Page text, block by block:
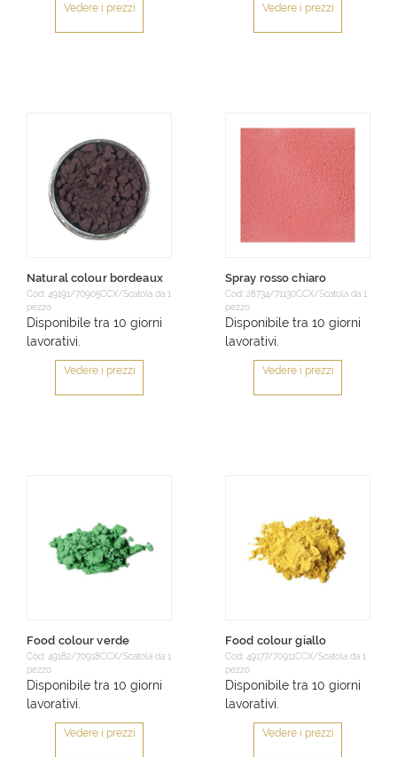
Vedere i prezzi Vedere i prezzi
Natural colour bordeaux
Cod: 49191/70905CCX/Scatola da 1
pezzo
Disponibile tra 10 giorni
lavorativi.
Vedere i prezzi
Spray rosso chiaro
Cod: 28734/71130CCX/Scatola da 1
pezzo
Disponibile tra 10 giorni
lavorativi.
Vedere i prezzi
Food colour verde
Cod: 49182/70918CCX/Scatola da 1
pezzo
Disponibile tra 10 giorni
lavorativi.
Vedere i prezzi
Food colour giallo
Cod: 49177/70911CCX/Scatola da 1
pezzo
Disponibile tra 10 giorni
lavorativi.
Vedere i prezzi